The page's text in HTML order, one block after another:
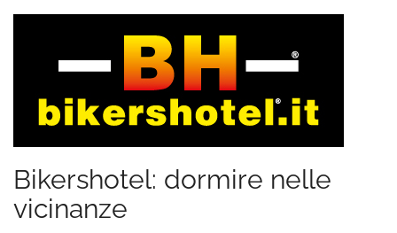
Bikershotel: dormire nelle
vicinanze